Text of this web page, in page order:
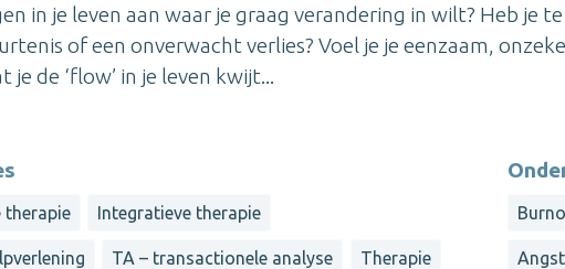
in je leven aan waar je graag verandering in wilt? Heb je
of een onverwacht verlies? Voel je je eenzaam,
je de ‘flow’ in je leven kwijt...
therapie Integratieve therapie
TA – transactionele analyse Therapie